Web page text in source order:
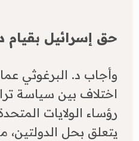
حق إسرائيل بقيام
​وأجاب د. البرغوثي
اختلاف بين سياسة
رؤساء الولايات
يتعلق بحل الدولتين،